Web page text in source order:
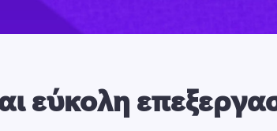
εύκολη